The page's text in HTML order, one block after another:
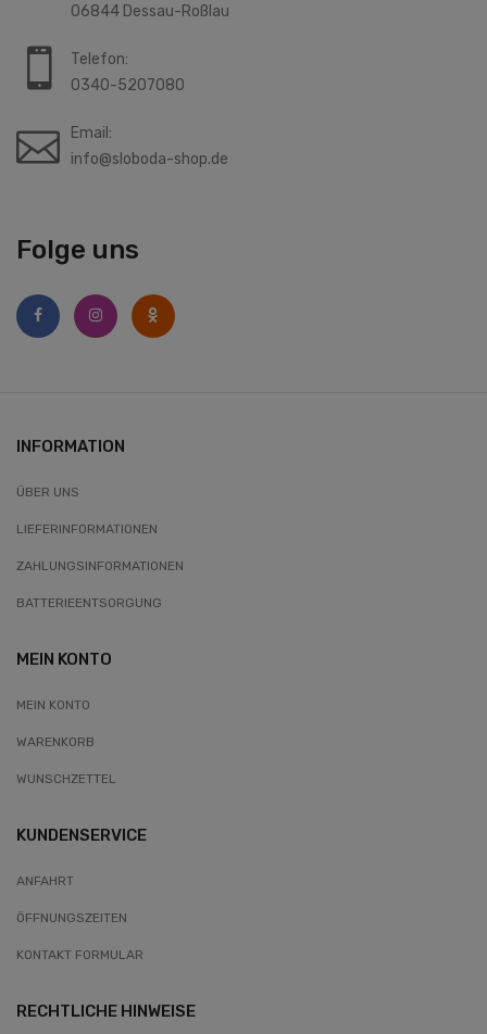
Folge uns
06844 Dessau-Roßlau
Telefon:
0340-5207080
Email:
info@sloboda-shop.de
INFORMATION
ÜBER UNS
LIEFERINFORMATIONEN
ZAHLUNGSINFORMATIONEN
BATTERIEENTSORGUNG
MEIN KONTO
MEIN KONTO
WARENKORB
WUNSCHZETTEL
KUNDENSERVICE
ANFAHRT
ÖFFNUNGSZEITEN
KONTAKT FORMULAR
RECHTLICHE HINWEISE